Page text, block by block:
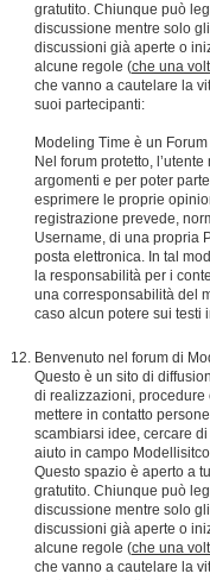
gratutito. Chiunque può
discussione mentre solo
discussioni già aperte o
alcune regole (che una
che vanno a cautelare la
suoi partecipanti:
Modeling Time è un
Nel forum protetto,
argomenti e per poter
esprimere le proprie
registrazione prevede,
Username, di una propria
posta elettronica. In tal
la responsabilità per i
una corresponsabilità del
caso alcun potere sui testi
Benvenuto nel forum di
Questo è un sito di
di realizzazioni, procedure
mettere in contatto
scambiarsi idee, cercare
aiuto in campo
Questo spazio è aperto a
gratutito. Chiunque può
discussione mentre solo
discussioni già aperte o
alcune regole (che una
che vanno a cautelare la